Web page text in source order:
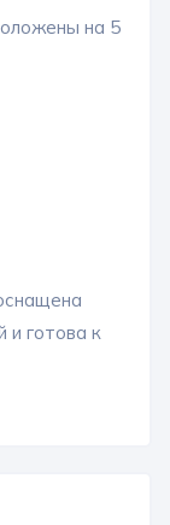
на 5
и готова к